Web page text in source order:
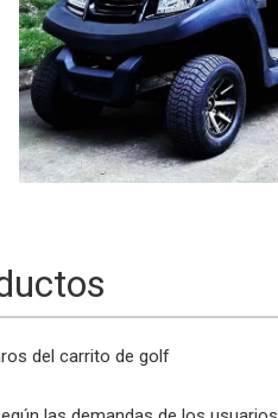
del carrito de golf